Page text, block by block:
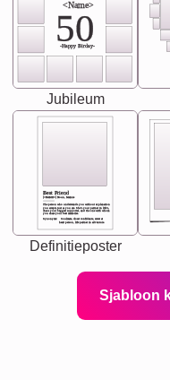
<Name>
50
-Happy Birday-
Jubileum
Best Friend
[<NAME>] Noun, feminie
Synonyms: Soulmate, closet confidante, sister at
heart person, life partner in adventure.
The person who understands you without explanation
you accepts just as you are. She's your partner in life's,
chaos your biggest supporter, and the one with whom
you share your best memories.
Definitieposter
Sjabloon